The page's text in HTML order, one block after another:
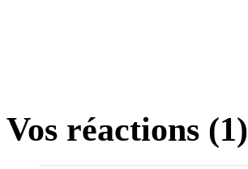
Vos réactions (1)